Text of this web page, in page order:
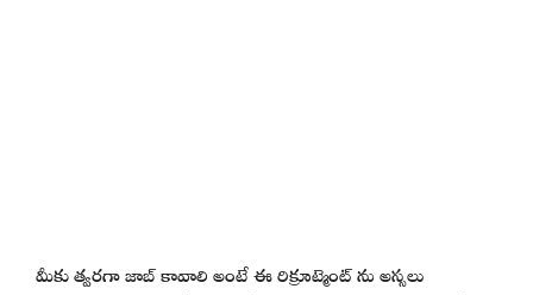
మీకు త్వరగా జాబ్ కావాలి అంటే ఈ రిక్రూట్మెంట్ ను అస్సలు